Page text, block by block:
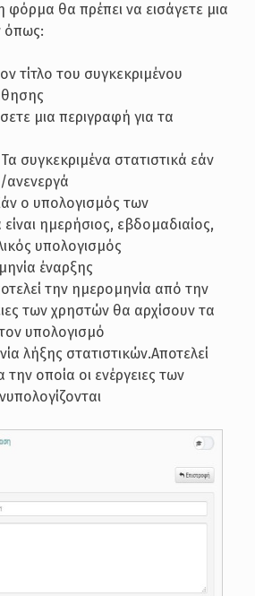
φόρμα θα πρέπει να εισάγετε μια
όπως:
τίτλο του συγκεκριμένου
μια περιγραφή για τα
συγκεκριμένα στατιστικά εάν
ανενεργά
ο υπολογισμός των
ημερήσιος, εβδομαδιαίος,
υπολογισμός
έναρξης
την ημερομηνία από την
των χρηστών θα αρχίσουν τα
υπολογισμό
λήξης στατιστικών.Αποτελεί
οποία οι ενέργειες των